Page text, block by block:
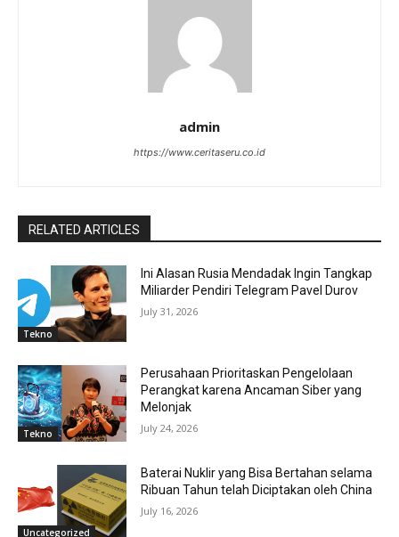
admin
https://www.ceritaseru.co.id
RELATED ARTICLES
Tekno
Ini Alasan Rusia Mendadak Ingin Tangkap
Miliarder Pendiri Telegram Pavel Durov
July 31, 2026
Tekno
Perusahaan Prioritaskan Pengelolaan
Perangkat karena Ancaman Siber yang
Melonjak
July 24, 2026
Uncategorized
Baterai Nuklir yang Bisa Bertahan selama
Ribuan Tahun telah Diciptakan oleh China
July 16, 2026